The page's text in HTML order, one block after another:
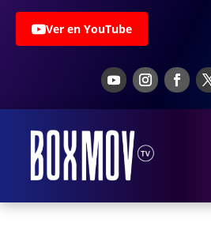
Ver en YouTube